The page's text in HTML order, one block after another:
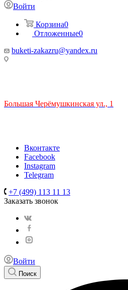
Войти
Корзина0
Отложенные0
buketi-zakazru@yandex.ru
Большая Черёмушкинская ул., 1
Вконтакте
Facebook
Instagram
Telegram
+7 (499) 113 11 13
Заказать звонок
Войти
Поиск